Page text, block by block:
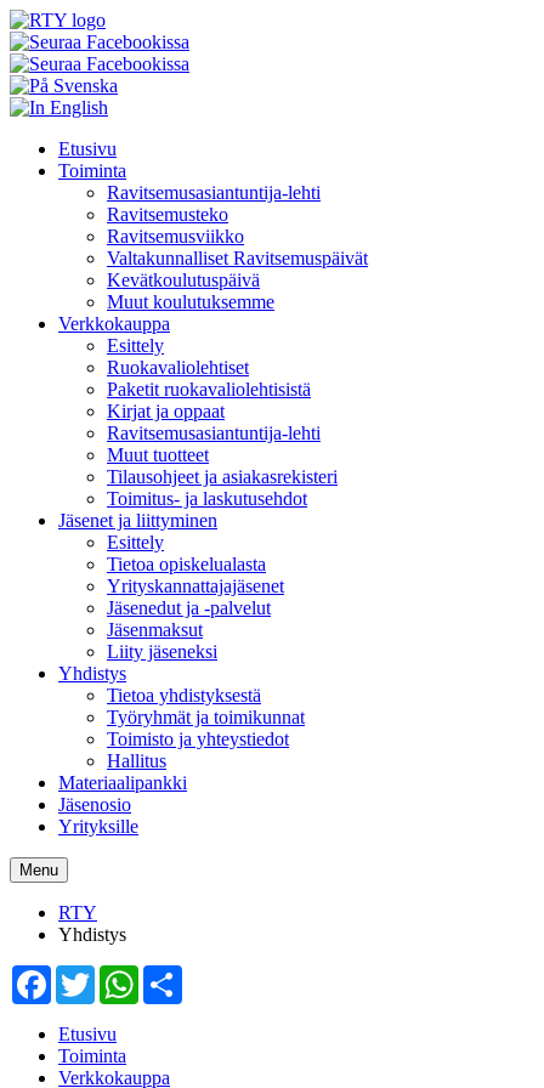
Skip
Etusivu
Toiminta
Ravitsemusasiantuntija-lehti
Ravitsemusteko
Ravitsemusviikko
Valtakunnalliset Ravitsemuspäivät
Kevätkoulutuspäivä
Muut koulutuksemme
Verkkokauppa
Esittely
Ruokavaliolehtiset
Paketit ruokavaliolehtisistä
Kirjat ja oppaat
Ravitsemusasiantuntija-lehti
Muut tuotteet
Tilausohjeet ja asiakasrekisteri
Toimitus- ja laskutusehdot
Jäsenet ja liittyminen
Esittely
Tietoa opiskelualasta
Yrityskannattajajäsenet
Jäsenedut ja -palvelut
Jäsenmaksut
Liity jäseneksi
Yhdistys
Tietoa yhdistyksestä
Työryhmät ja toimikunnat
Toimisto ja yhteystiedot
Hallitus
Materiaalipankki
Jäsenosio
Yrityksille
Menu
RTY
Yhdistys
Facebook
TwitterWhatsApp
Etusivu
Toiminta
Verkkokauppa